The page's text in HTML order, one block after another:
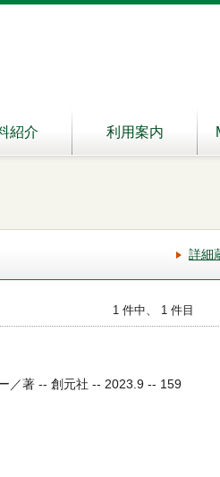
紹介 利用案内
詳細
1 件中、 1 件目
／著 -- 創元社 -- 2023.9 -- 159